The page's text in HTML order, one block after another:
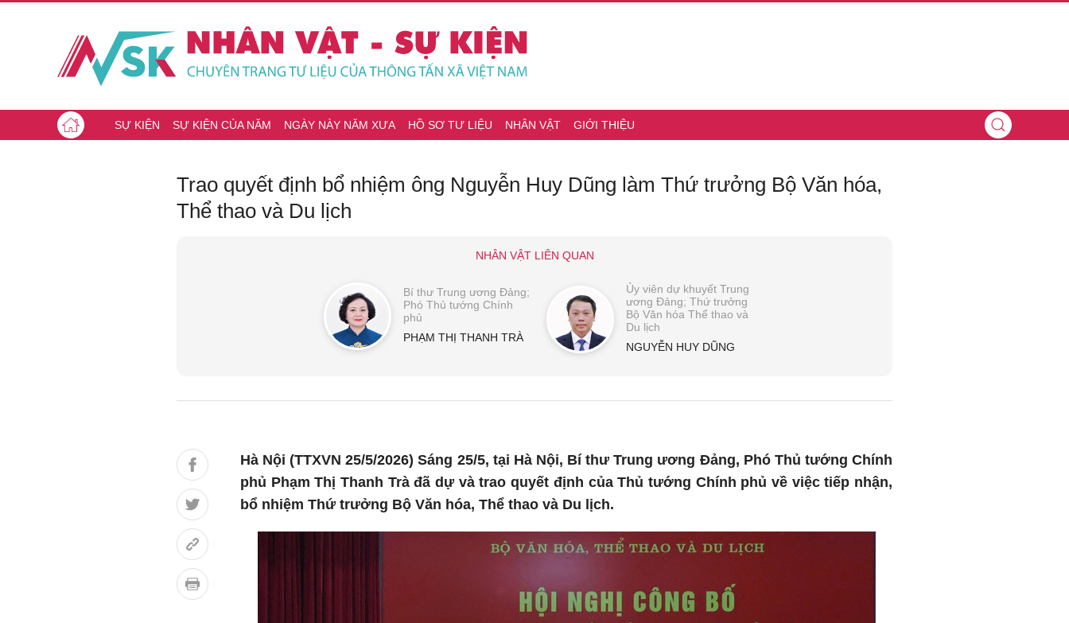
SỰ KIỆN SỰ KIỆN CỦA NĂM NGÀY NÀY NĂM XƯA HỒ SƠ TƯ LIỆU NHÂN VẬT GIỚI THIỆU
Trao quyết định bổ nhiệm ông Nguyễn Huy Dũng làm Thứ trưởng Bộ Văn hóa,
Thể thao và Du lịch
NHÂN VẬT LIÊN QUAN
Bí thư Trung ương Đảng;
Phó Thủ tướng Chính
phủ
PHẠM THỊ THANH TRÀ
Ủy viên dự khuyết Trung
ương Đảng; Thứ trưởng
Bộ Văn hóa Thể thao và
Du lịch
NGUYỄN HUY DŨNG
Hà Nội (TTXVN 25/5/2026) Sáng 25/5, tại Hà Nội, Bí thư Trung ương Đảng, Phó Thủ tướng Chính
phủ Phạm Thị Thanh Trà đã dự và trao quyết định của Thủ tướng Chính phủ về việc tiếp nhận,
bổ nhiệm Thứ trưởng Bộ Văn hóa, Thể thao và Du lịch.